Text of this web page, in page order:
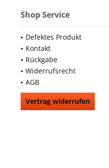
Shop Service
Defektes Produkt
Kontakt
Rückgabe
Widerrufsrecht
AGB
Vertrag widerrufen